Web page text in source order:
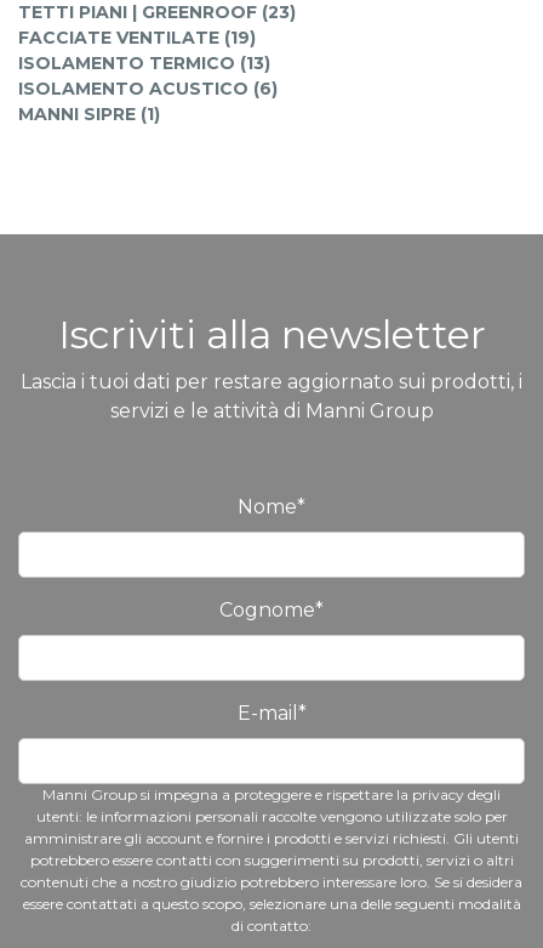
TETTI PIANI | GREENROOF (23)
FACCIATE VENTILATE (19)
ISOLAMENTO TERMICO (13)
ISOLAMENTO ACUSTICO (6)
MANNI SIPRE (1)
Iscriviti alla newsletter
Lascia i tuoi dati per restare aggiornato sui prodotti, i
servizi e le attività di Manni Group
Nome*
Cognome*
E-mail *
Manni Group si impegna a proteggere e rispettare la privacy degli
utenti: le informazioni personali raccolte vengono utilizzate solo per
amministrare gli account e fornire i prodotti e servizi richiesti. Gli utenti
potrebbero essere contatti con suggerimenti su prodotti, servizi o altri
contenuti che a nostro giudizio potrebbero interessare loro. Se si desidera
essere contattati a questo scopo, selezionare una delle seguenti modalità
di contatto: